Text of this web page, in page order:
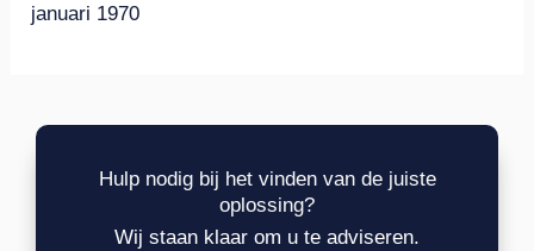
januari 1970
Hulp nodig bij het vinden van de juiste
oplossing?
Wij staan klaar om u te adviseren.